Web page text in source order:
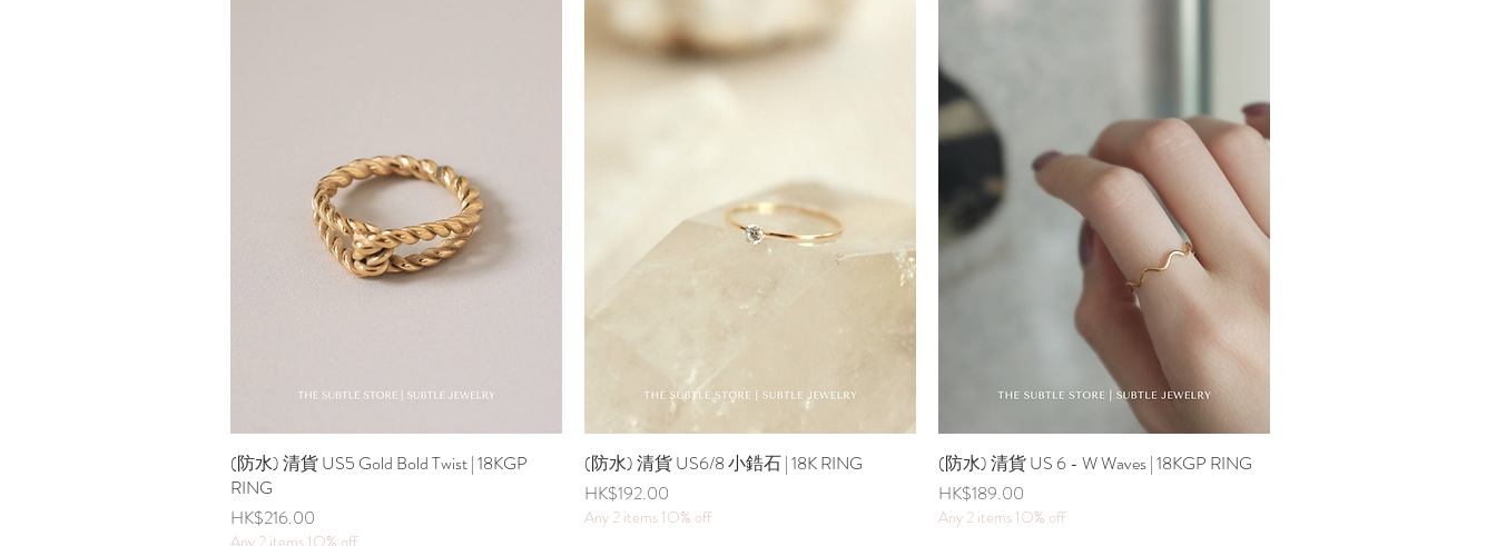
快速瀏覽
(防水) 清貨 US5 Gold Bold Twist | 18KGP
RING
價格
HK$216.00
快速瀏覽
(防水) 清貨 US6/8 小鋯石 | 18K RING
價格
HK$192.00
Any 2 items 1O% off
快速瀏覽
(防水) 清貨 US 6 - W Waves | 18KGP RING
價格
HK$189.00
Any 2 items 1O% off